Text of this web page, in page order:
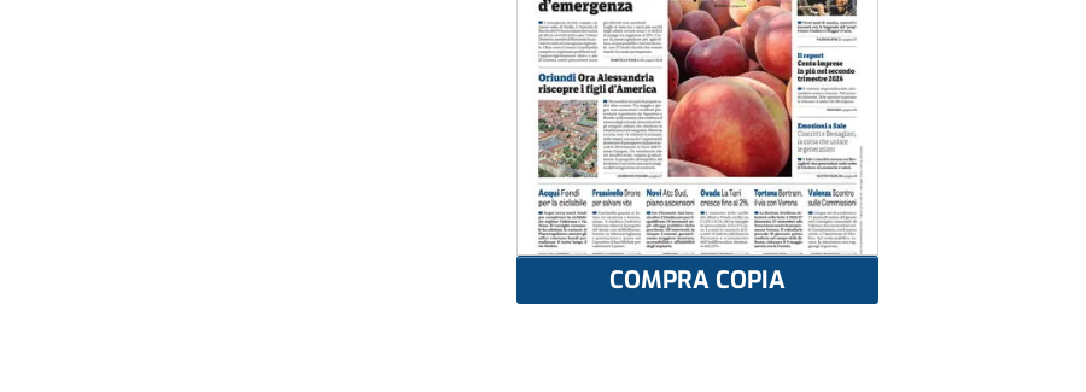
COMPRA COPIA